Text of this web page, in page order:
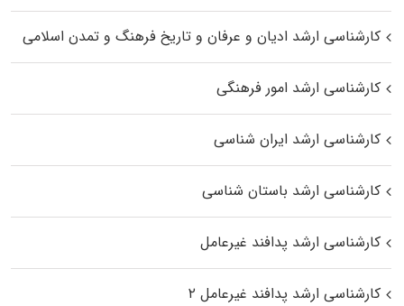
کارشناسی ارشد ادیان و عرفان و تاریخ فرهنگ و تمدن اسلامی
کارشناسی ارشد امور فرهنگی
کارشناسی ارشد ایران شناسی
کارشناسی ارشد باستان شناسی
کارشناسی ارشد پدافند غیرعامل
کارشناسی ارشد پدافند غیرعامل ۲